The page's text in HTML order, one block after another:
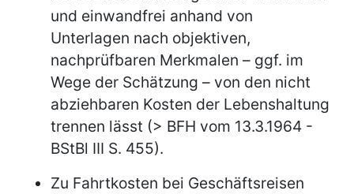
und einwandfrei anhand von
Unterlagen nach objektiven,
nachprüfbaren Merkmalen – ggf. im
Wege der Schätzung – von den nicht
abziehbaren Kosten der Lebenshaltung
trennen lässt (> BFH vom 13.3.1964 -
BStBl III S. 455).
Zu Fahrtkosten bei Geschäftsreisen